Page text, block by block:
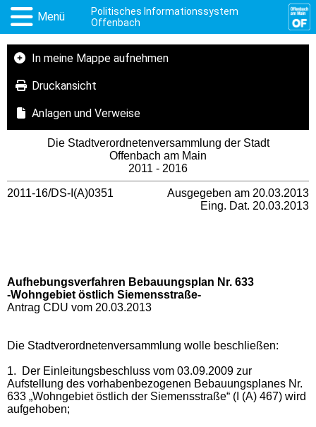
Menü
Politisches Informationssystem
Offenbach
In meine Mappe aufnehmen
Druckansicht
Anlagen und Verweise
Die Stadtverordnetenversammlung der Stadt
Offenbach am Main
2011 - 2016
2011-16/DS-I(A)0351
Ausgegeben am 20.03.2013
Eing. Dat. 20.03.2013
Aufhebungsverfahren Bebauungsplan Nr. 633
-Wohngebiet östlich Siemensstraße-
Antrag CDU vom 20.03.2013
Die Stadtverordnetenversammlung wolle beschließen:
1.
Der Einleitungsbeschluss vom 03.09.2009 zur
Aufstellung des vorhabenbezogenen Bebauungsplanes Nr.
633 „Wohngebiet östlich der Siemensstraße“ (I (A) 467) wird
aufgehoben;